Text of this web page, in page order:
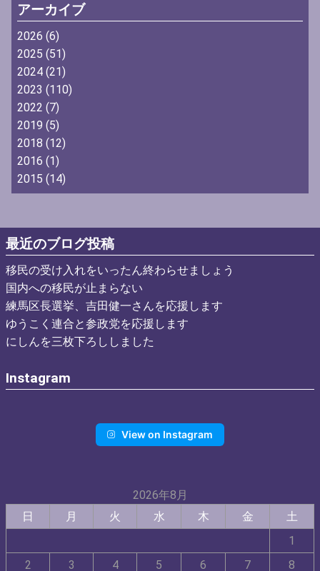
アーカイブ
2026 (6)
2025 (51)
2024 (21)
2023 (110)
2022 (7)
2019 (5)
2018 (12)
2016 (1)
2015 (14)
最近のブログ投稿
移民の受け入れをいったん終わらせましょう
国内への移民が止まらない
練馬区長選挙、吉田健一さんを応援します
ゆうこく連合と参政党を応援します
にしんを三枚下ろししました
Instagram
View on Instagram
2026年8月
日
月 火 水 木 金
土
1
2
3 4 5 6 7 8